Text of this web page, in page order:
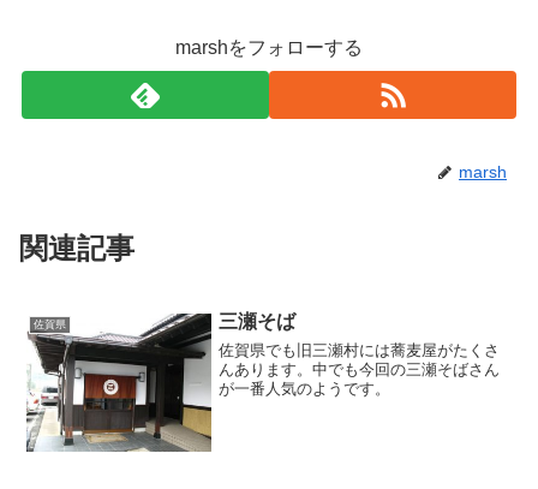
marshをフォローする
marsh
関連記事
佐賀県 三瀬そば
佐賀県でも旧三瀬村には蕎麦屋がたくさ
んあります。中でも今回の三瀬そばさん
が一番人気のようです。